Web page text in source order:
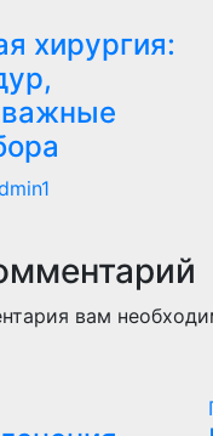
хирургия:
важные
вам